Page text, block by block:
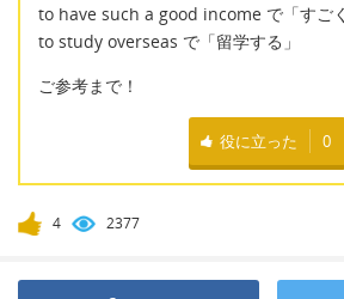
to have such a good income で「すご
to study overseas で「留学する」
ご参考まで！
役に立った 0
4 2377